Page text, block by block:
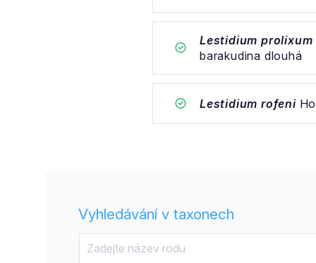
Lestidium prolixum
barakudina dlouhá
Lestidium rofeni
Vyhledávání v taxonech